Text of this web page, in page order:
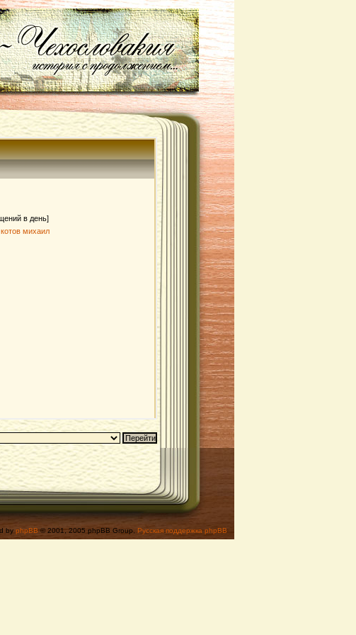
в день]
михаил
by phpBB © 2001, 2005 phpBB Group, Русская поддержка phpBB